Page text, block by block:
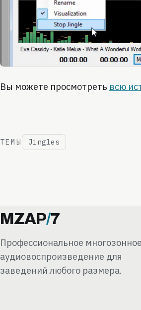
Вы можете просмотреть всю
ТЕМЫ Jingles
MZAP/7
Профессиональное многозонное
аудиовоспроизведение для
заведений любого размера.